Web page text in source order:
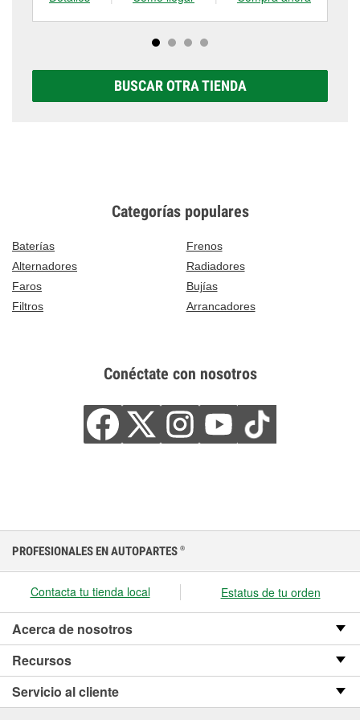
BUSCAR OTRA TIENDA
Categorías populares
Baterías
Frenos
Alternadores
Radiadores
Faros
Bujías
Filtros
Arrancadores
Conéctate con nosotros
PROFESIONALES EN AUTOPARTES ®
Contacta tu tienda local Estatus de tu orden
Acerca de nosotros
Recursos
Servicio al cliente